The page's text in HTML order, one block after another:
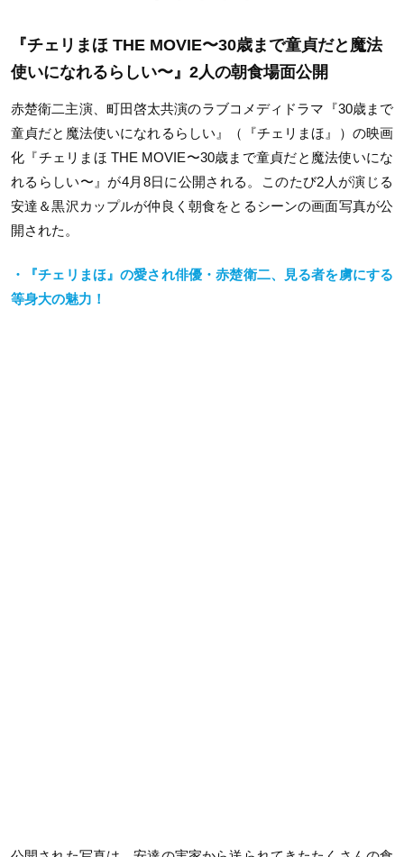
『チェリまほ THE MOVIE〜30歳まで童貞だと魔法
使いになれるらしい〜』2人の朝食場面公開
赤楚衛二主演、町田啓太共演のラブコメディドラマ『30歳まで
童貞だと魔法使いになれるらしい』（『チェリまほ』）の映画
化『チェリまほ THE MOVIE〜30歳まで童貞だと魔法使いにな
れるらしい〜』が4月8日に公開される。このたび2人が演じる
安達＆黒沢カップルが仲良く朝食をとるシーンの画面写真が公
開された。
・『チェリまほ』の愛され俳優・赤楚衛二、見る者を虜にする
等身大の魅力！